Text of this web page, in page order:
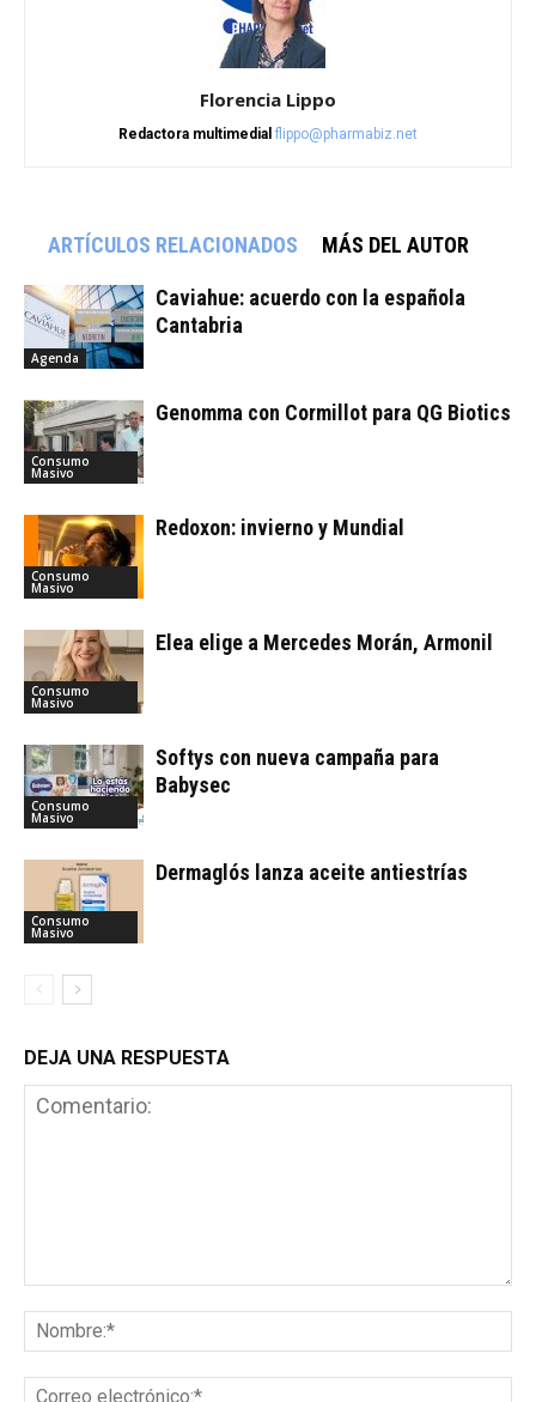
Florencia Lippo
Redactora multimedial flippo@pharmabiz.net
ARTÍCULOS RELACIONADOS MÁS DEL AUTOR
Agenda
Caviahue: acuerdo con la española
Cantabria
Consumo
Masivo
Genomma con Cormillot para QG Biotics
Consumo
Masivo
Redoxon: invierno y Mundial
Consumo
Masivo
Elea elige a Mercedes Morán, Armonil
Consumo
Masivo
Softys con nueva campaña para
Babysec
Consumo
Masivo
Dermaglós lanza aceite antiestrías
DEJA UNA RESPUESTA